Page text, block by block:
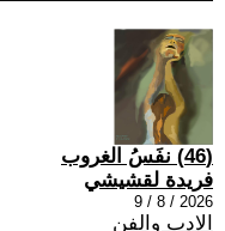
(46) نفَسُ الغروب
فريدة لقشيشي
2026 / 8 / 9
الادب والفن